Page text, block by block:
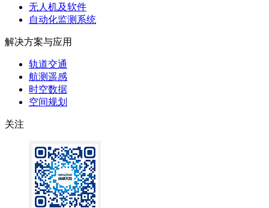
无人机及软件
自动化监测系统
解决方案与应用
轨道交通
航测遥感
时空数据
空间规划
关注